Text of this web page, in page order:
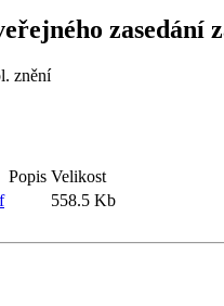
zasedání
znění
Popis Velikost
558.5 Kb